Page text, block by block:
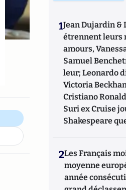
1Jean Dujardin &
étrennent leurs
amours,
Samuel
leur; Leonardo
Victoria
Cristiano
Suri ex Cruise
Shakespeare
2Les Français
moyenne
année